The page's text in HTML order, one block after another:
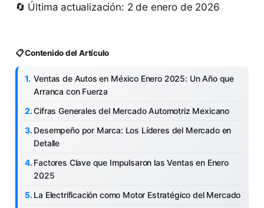
🔄 Última actualización: 2 de enero de 2026
📋 Contenido del Artículo
Ventas de Autos en México Enero 2025: Un Año que
Arranca con Fuerza
Cifras Generales del Mercado Automotriz Mexicano
Desempeño por Marca: Los Líderes del Mercado en
Detalle
Factores Clave que Impulsaron las Ventas en Enero
2025
La Electrificación como Motor Estratégico del Mercado